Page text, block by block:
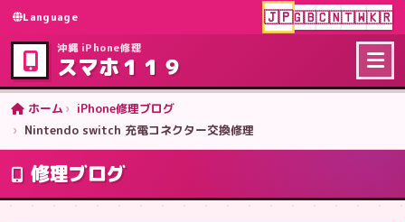
Language 🇯🇵🇬🇧🇨🇳🇹🇼🇰🇷
沖縄 iPhone修理
スマホ１１９
ホーム
iPhone修理ブログ
Nintendo switch 充電コネクター交換修理
修理ブログ